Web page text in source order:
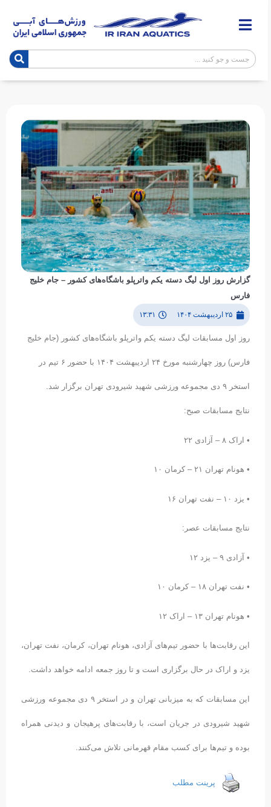
گزارش روز اول لیگ دسته یکم واترپلو باشگاه‌های کشور – جام خلیج
فارس
۲۵ اردیبهشت ۱۴۰۴ ۱۳:۳۱
روز اول مسابقات لیگ دسته یکم واترپلو باشگاه‌های کشور (جام خلیج
فارس) روز چهارشنبه مورخ ۲۴ اردیبهشت ۱۴۰۴ با حضور ۶ تیم در
استخر ۹ دی مجموعه ورزشی شهید شیرودی تهران برگزار شد.
نتایج مسابقات صبح:
• اراک ۸ – آزادی ۲۲
• هونام تهران ۲۱ – کرمان ۱۰
• یزد ۱۰ – نفت تهران ۱۶
نتایج مسابقات عصر:
• آزادی ۹ – یزد ۱۲
• نفت تهران ۱۸ – کرمان ۱۰
• هونام تهران ۱۳ – اراک ۱۲
این رقابت‌ها با حضور تیم‌های آزادی، هونام تهران، کرمان، نفت تهران،
یزد و اراک در حال برگزاری است و تا روز جمعه ادامه خواهد داشت.
این مسابقات که به میزبانی تهران و در استخر ۹ دی مجموعه ورزشی
شهید شیرودی در جریان است، با رقابت‌های پرهیجان و دیدنی همراه
بوده و تیم‌ها برای کسب مقام قهرمانی تلاش می‌کنند.
پرینت مطلب